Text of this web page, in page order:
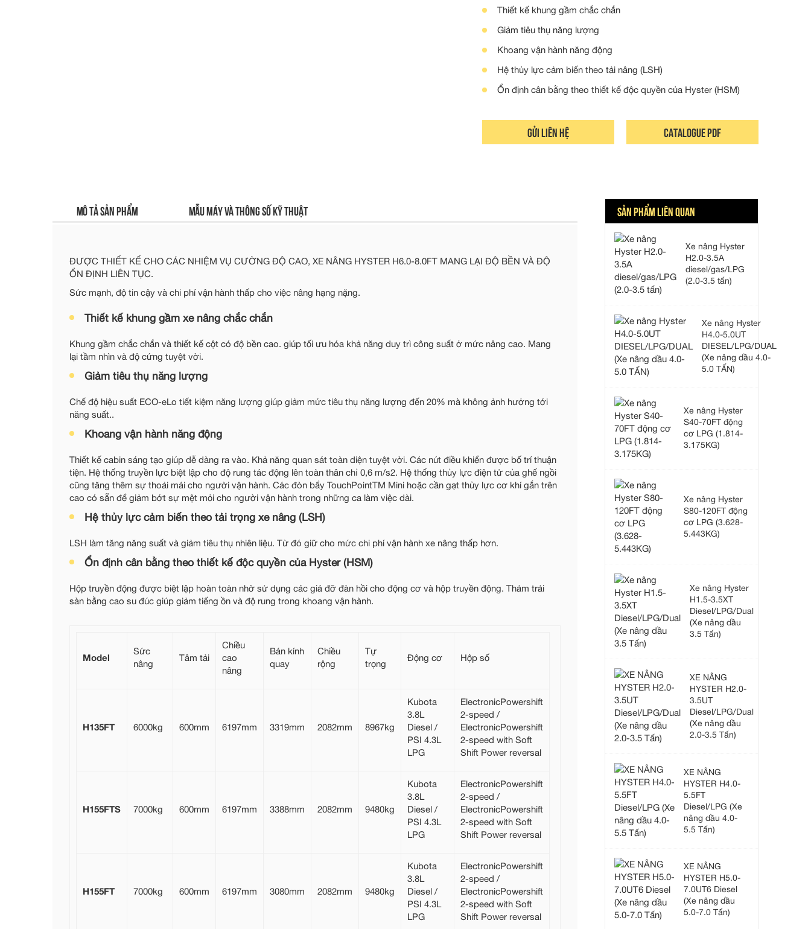
Thiết kế khung gầm chắc chắn
Giảm tiêu thụ năng lượng
Khoang vận hành năng động
Hệ thủy lực cảm biến theo tải nâng (LSH)
Ổn định cân bằng theo thiết kế độc quyền của Hyster (HSM)
Gửi liên hệ Catalogue pdf
Mô tả sản phẩm Mẫu máy và thông số kỹ thuật
ĐƯỢC THIẾT KẾ CHO CÁC NHIỆM VỤ CƯỜNG ĐỘ CAO, XE NÂNG HYSTER H6.0-8.0FT MANG LẠI ĐỘ BỀN VÀ ĐỘ
ỔN ĐỊNH LIÊN TỤC.
Sức mạnh, độ tin cậy và chi phí vận hành thấp cho việc nâng hạng nặng.
Thiết kế khung gầm xe nâng chắc chắn
Khung gầm chắc chắn và thiết kế cột có độ bền cao. giúp tối ưu hóa khả năng duy trì công suất ở mức nâng cao. Mang
lại tầm nhìn và độ cứng tuyệt vời.
Giảm tiêu thụ năng lượng
Chế độ hiệu suất ECO-eLo tiết kiệm năng lượng giúp giảm mức tiêu thụ năng lượng đến 20% mà không ảnh hưởng tới
năng suất..
Khoang vận hành năng động
Thiết kế cabin sáng tạo giúp dễ dàng ra vào. Khả năng quan sát toàn diện tuyệt vời. Các nút điều khiển được bố trí thuận
tiện. Hệ thống truyền lực biệt lập cho độ rung tác động lên toàn thân chỉ 0,6 m/s2. Hệ thống thủy lực điện tử của ghế ngồi
cũng tăng thêm sự thoải mái cho người vận hành. Các đòn bẩy TouchPointTM Mini hoặc cần gạt thủy lực cơ khí gắn trên
cao có sẵn để giảm bớt sự mệt mỏi cho người vận hành trong những ca làm việc dài.
Hệ thủy lực cảm biến theo tải trọng xe nâng (LSH)
LSH làm tăng năng suất và giảm tiêu thụ nhiên liệu. Từ đó giữ cho mức chi phí vận hành xe nâng thấp hơn.
Ổn định cân bằng theo thiết kế độc quyền của Hyster (HSM)
Hộp truyền động được biệt lập hoàn toàn nhờ sử dụng các giá đỡ đàn hồi cho động cơ và hộp truyền động. Thảm trải
sàn bằng cao su đúc giúp giảm tiếng ồn và độ rung trong khoang vận hành.
Model
Sức
nâng
Tâm tải
Chiều
cao
nâng
Bán kính
quay
Chiều
rộng
Tự
trọng
Động cơ Hộp số
H135FT 6000kg 600mm 6197mm 3319mm 2082mm 8967kg
Kubota
3.8L
Diesel /
PSI 4.3L
LPG
ElectronicPowershift
2-speed /
ElectronicPowershift
2-speed with Soft
Shift Power reversal
H155FTS 7000kg 600mm 6197mm 3388mm 2082mm 9480kg
Kubota
3.8L
Diesel /
PSI 4.3L
LPG
ElectronicPowershift
2-speed /
ElectronicPowershift
2-speed with Soft
Shift Power reversal
H155FT 7000kg 600mm 6197mm 3080mm 2082mm 9480kg
Kubota
3.8L
Diesel /
PSI 4.3L
LPG
ElectronicPowershift
2-speed /
ElectronicPowershift
2-speed with Soft
Shift Power reversal
SẢN PHẨM LIÊN QUAN
Xe nâng Hyster
H2.0-3.5A
diesel/gas/LPG
(2.0-3.5 tấn)
Xe nâng Hyster
H4.0-5.0UT
DIESEL/LPG/DUAL
(Xe nâng dầu 4.0-
5.0 TẤN)
Xe nâng Hyster
S40-70FT động
cơ LPG (1.814-
3.175KG)
Xe nâng Hyster
S80-120FT động
cơ LPG (3.628-
5.443KG)
Xe nâng Hyster
H1.5-3.5XT
Diesel/LPG/Dual
(Xe nâng dầu
3.5 Tấn)
XE NÂNG
HYSTER H2.0-
3.5UT
Diesel/LPG/Dual
(Xe nâng dầu
2.0-3.5 Tấn)
XE NÂNG
HYSTER H4.0-
5.5FT
Diesel/LPG (Xe
nâng dầu 4.0-
5.5 Tấn)
XE NÂNG
HYSTER H5.0-
7.0UT6 Diesel
(Xe nâng dầu
5.0-7.0 Tấn)